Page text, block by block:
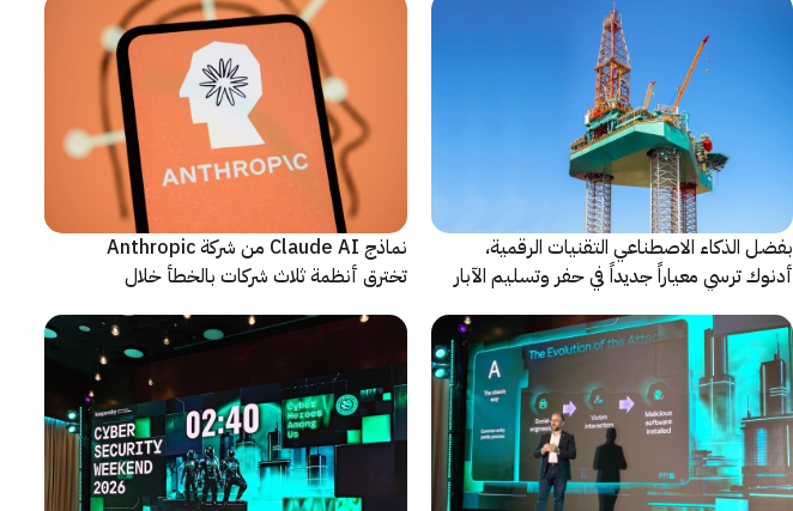
بفضل الذكاء الاصطناعي التقنيات الرقمية،
أدنوك ترسي معياراً جديداً في حفر وتسليم الآبار
نماذج Claude AI من شركة Anthropic
تخترق أنظمة ثلاث شركات بالخطأ خلال